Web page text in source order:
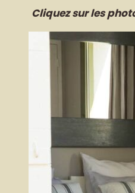
Cliquez sur les